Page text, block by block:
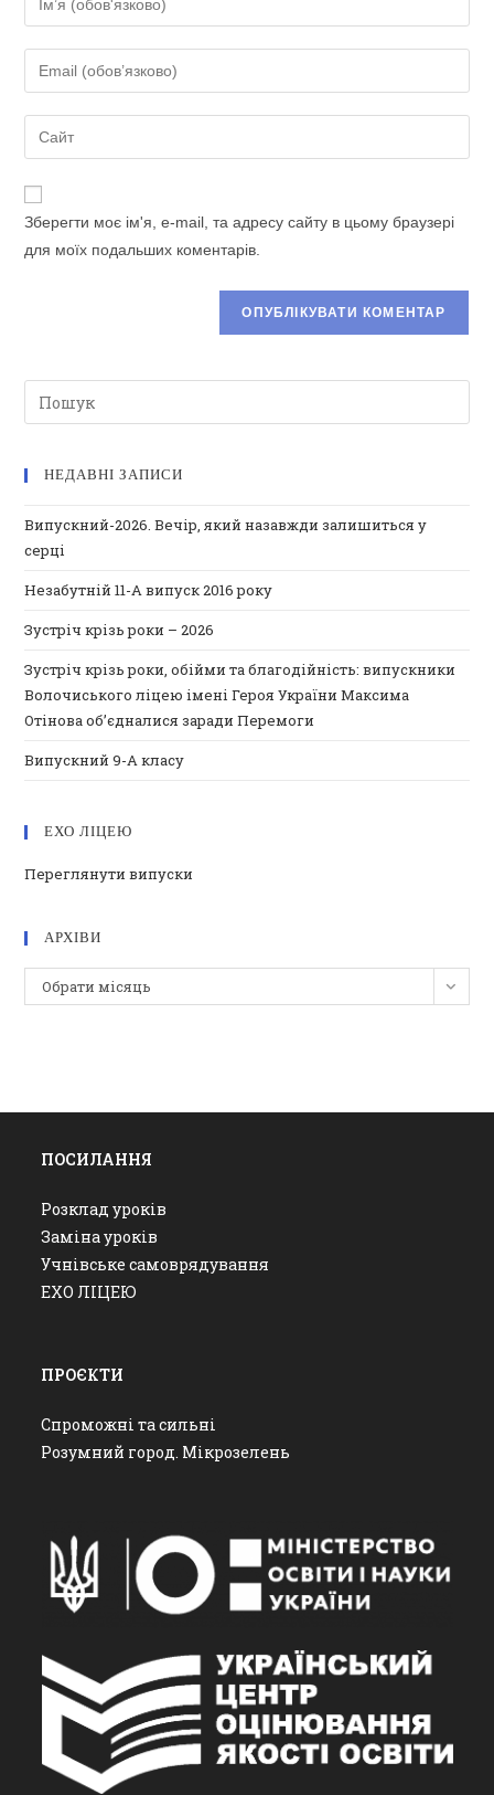
своє
ім'я
або
користувача,
щоб
прокоментувати
свою
електронну
адресу,
прокоментувати
URL-
адресу
Зберегти моє ім'я, e-mail, та адресу сайту в цьому браузері
для моїх подальших коментарів.
НЕДАВНІ ЗАПИСИ
Випускний-2026. Вечір, який назавжди залишиться у
серці
Незабутній 11-А випуск 2016 року
Зустріч крізь роки – 2026
Зустріч крізь роки, обійми та благодійність: випускники
Волочиського ліцею імені Героя України Максима
Отінова об’єдналися заради Перемоги
Випускний 9-А класу
ЕХО ЛІЦЕЮ
Переглянути випуски
АРХІВИ
Архіви
Обрати місяць
ПОСИЛАННЯ
Розклад уроків
Заміна уроків
Учнівське самоврядування
ЕХО ЛІЦЕЮ
ПРОЄКТИ
Спроможні та сильні
Розумний город. Мікрозелень